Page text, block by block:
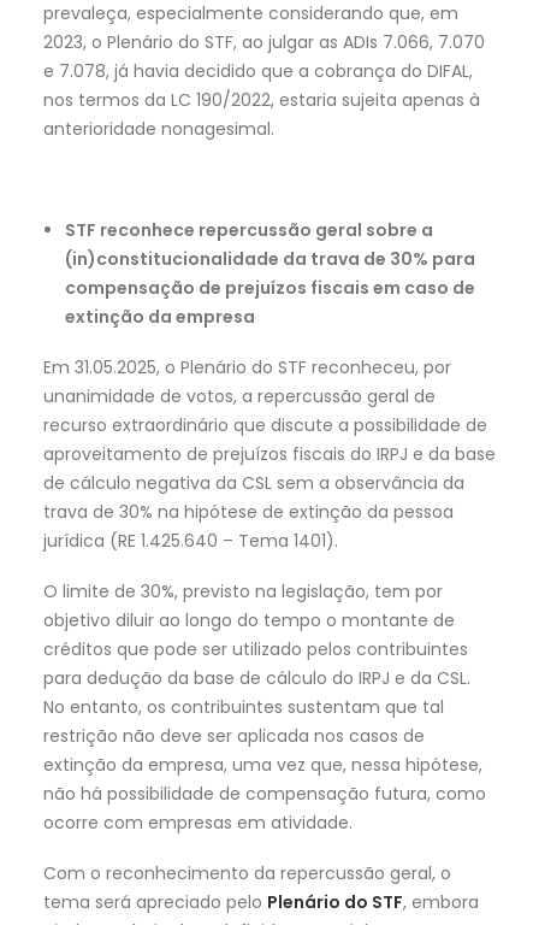
prevaleça, especialmente considerando que, em
2023, o Plenário do STF, ao julgar as ADIs 7.066, 7.070
e 7.078, já havia decidido que a cobrança do DIFAL,
nos termos da LC 190/2022, estaria sujeita apenas à
anterioridade nonagesimal.
STF reconhece repercussão geral sobre a
(in)constitucionalidade da trava de 30% para
compensação de prejuízos fiscais em caso de
extinção da empresa
Em 31.05.2025, o Plenário do STF reconheceu, por
unanimidade de votos, a repercussão geral de
recurso extraordinário que discute a possibilidade de
aproveitamento de prejuízos fiscais do IRPJ e da base
de cálculo negativa da CSL sem a observância da
trava de 30% na hipótese de extinção da pessoa
jurídica (RE 1.425.640 – Tema 1401).
O limite de 30%, previsto na legislação, tem por
objetivo diluir ao longo do tempo o montante de
créditos que pode ser utilizado pelos contribuintes
para dedução da base de cálculo do IRPJ e da CSL.
No entanto, os contribuintes sustentam que tal
restrição não deve ser aplicada nos casos de
extinção da empresa, uma vez que, nessa hipótese,
não há possibilidade de compensação futura, como
ocorre com empresas em atividade.
Com o reconhecimento da repercussão geral, o
tema será apreciado pelo Plenário do STF, embora